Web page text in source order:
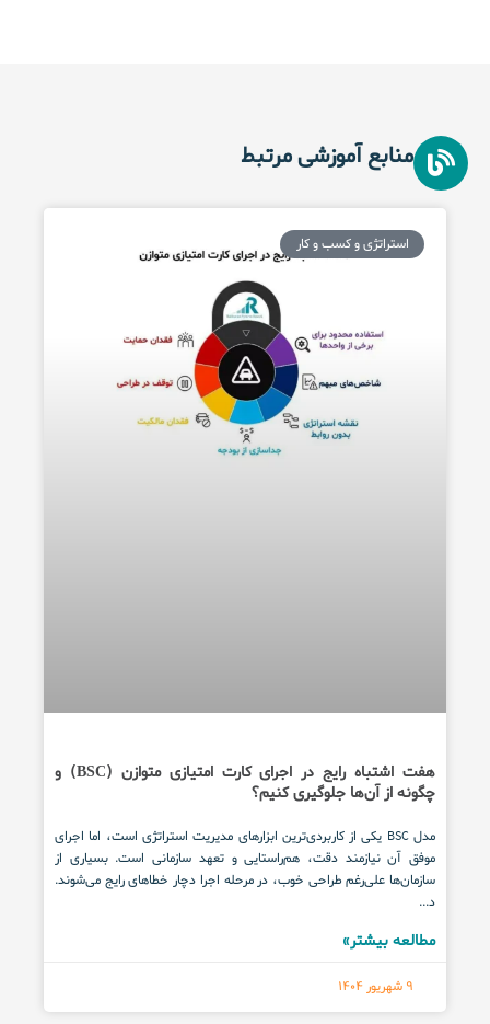
منابع آموزشی مرتبط
استراتژی و کسب و کار
هفت اشتباه رایج در اجرای کارت امتیازی متوازن (BSC) و
چگونه از آن‌ها جلوگیری کنیم؟
مدل BSC یکی از کاربردی‌ترین ابزارهای مدیریت استراتژی است، اما اجرای
موفق آن نیازمند دقت، هم‌راستایی و تعهد سازمانی است. بسیاری از
سازمان‌ها علی‌رغم طراحی خوب، در مرحله اجرا دچار خطاهای رایج می‌شوند.
د...
مطالعه بیشتر»
9 شهریور 1404